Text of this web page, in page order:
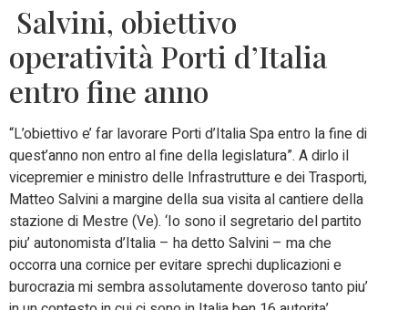
Salvini, obiettivo
operatività Porti d’Italia
entro fine anno
“L’obiettivo e’ far lavorare Porti d’Italia Spa entro la fine di
quest’anno non entro al fine della legislatura”. A dirlo il
vicepremier e ministro delle Infrastrutture e dei Trasporti,
Matteo Salvini a margine della sua visita al cantiere della
stazione di Mestre (Ve). ‘Io sono il segretario del partito
piu’ autonomista d’Italia – ha detto Salvini – ma che
occorra una cornice per evitare sprechi duplicazioni e
burocrazia mi sembra assolutamente doveroso tanto piu’